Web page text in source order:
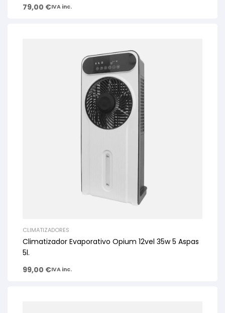
79,00 €IVA inc.
CLIMATIZADORES
Climatizador Evaporativo Opium 12vel 35w 5 Aspas
5l.
99,00 €IVA inc.